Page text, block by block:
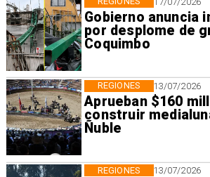
Gobierno anuncia
por desplome de
Coquimbo
13/07/2026
Aprueban $160
construir
Ñuble
REGIONES
13/07/2026
REGIONES